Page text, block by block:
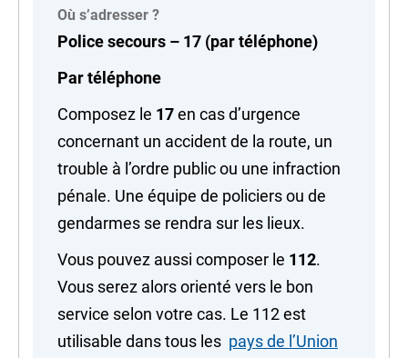
Où s’adresser ?
Police secours – 17 (par téléphone)
Par téléphone
Composez le 17en cas d’urgence
concernant un accident de la route, un
trouble à l’ordre public ou une infraction
pénale. Une équipe de policiers ou de
gendarmes se rendra sur les lieux.
Vous pouvez aussi composer le 112.
Vous serez alors orienté vers le bon
service selon votre cas. Le 112 est
utilisable dans tous les pays de l’Union